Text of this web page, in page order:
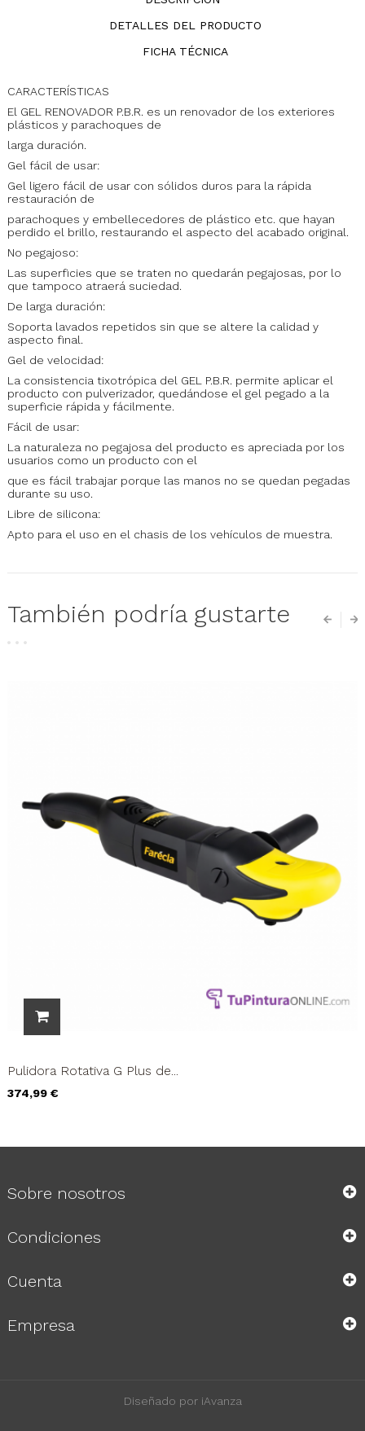
DETALLES DEL PRODUCTO
FICHA TÉCNICA
CARACTERÍSTICAS
El GEL RENOVADOR P.B.R. es un renovador de los exteriores
plásticos y parachoques de
larga duración.
Gel fácil de usar:
Gel ligero fácil de usar con sólidos duros para la rápida
restauración de
parachoques y embellecedores de plástico etc. que hayan
perdido el brillo, restaurando el aspecto del acabado original.
No pegajoso:
Las superficies que se traten no quedarán pegajosas, por lo
que tampoco atraerá suciedad.
De larga duración:
Soporta lavados repetidos sin que se altere la calidad y
aspecto final.
Gel de velocidad:
La consistencia tixotrópica del GEL P.B.R. permite aplicar el
producto con pulverizador, quedándose el gel pegado a la
superficie rápida y fácilmente.
Fácil de usar:
La naturaleza no pegajosa del producto es apreciada por los
usuarios como un producto con el
que es fácil trabajar porque las manos no se quedan pegadas
durante su uso.
Libre de silicona:
Apto para el uso en el chasis de los vehículos de muestra.
También podría gustarte
Pulidora Rotativa G Plus de...
Precio
374,99 €
Sobre nosotros
Condiciones
Cuenta
Empresa
Diseñado por iAvanza